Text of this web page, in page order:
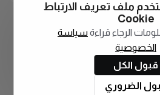
ملف تعريف الارتباط
Cookie
الرجاء قراءة سياسة
الخصوصية
قبول الكل
الضروري